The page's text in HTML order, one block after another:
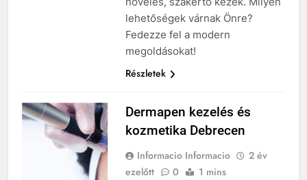
lehetőségek várnak Önre?
Fedezze fel a modern
megoldásokat!
Részletek
Dermapen kezelés és
kozmetika Debrecen
Informacio Informacio
2 év
ezelőtt
0 1 mins